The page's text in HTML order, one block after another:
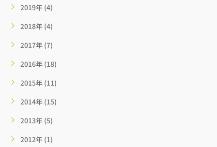
2019年 (4)
2018年 (4)
2017年 (7)
2016年 (18)
2015年 (11)
2014年 (15)
2013年 (5)
2012年 (1)